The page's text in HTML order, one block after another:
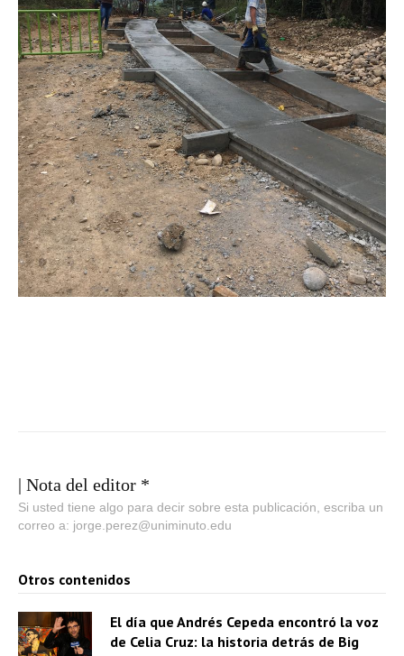
| Nota del editor *
Si usted tiene algo para decir sobre esta publicación, escriba un
correo a: jorge.perez@uniminuto.edu
Otros contenidos
El día que Andrés Cepeda encontró la voz
de Celia Cruz: la historia detrás de Big